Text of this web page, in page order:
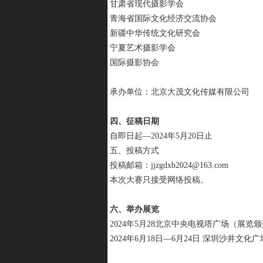
甘肃省现代摄影学会
青海省国际文化经济交流协会
新疆中华传统文化研究会
宁夏艺术摄影学会
国际摄影协会
承办单位：北京大茂文化传媒有限公司
四、征稿日期
自即日起—2024年5月20日止
五、投稿方式
投稿邮箱：jjzgdxb2024@163.com
本次大赛只接受网络投稿。
六、举办展览
2024年5月28北京中央电视塔广场（展览颁
2024年6月18日—6月24日 深圳沙井文化广